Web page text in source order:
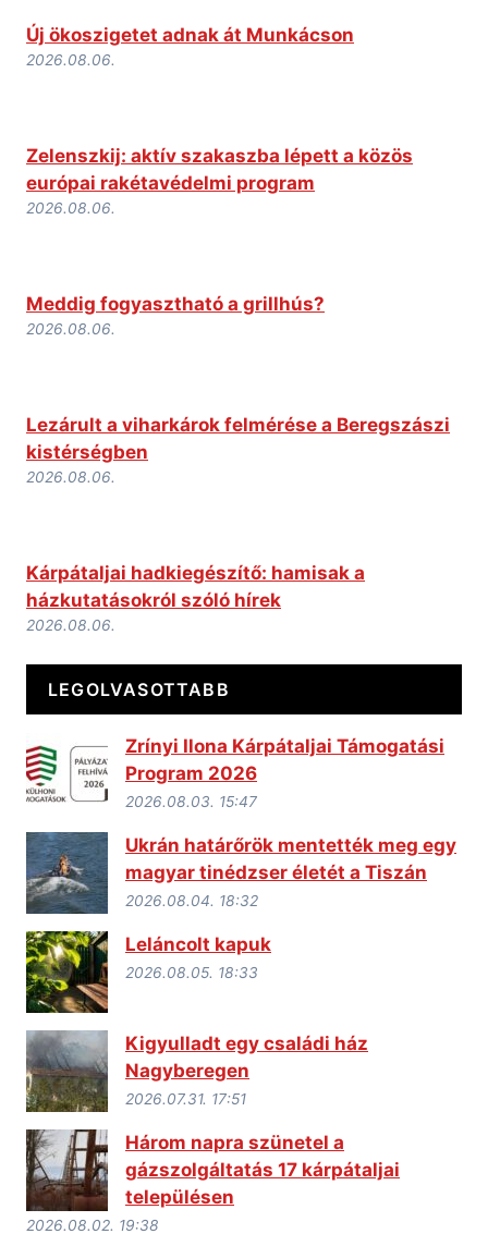
Új ökoszigetet adnak át Munkácson
2026.08.06.
Zelenszkij: aktív szakaszba lépett a közös
európai rakétavédelmi program
2026.08.06.
Meddig fogyasztható a grillhús?
2026.08.06.
Lezárult a viharkárok felmérése a Beregszászi
kistérségben
2026.08.06.
Kárpátaljai hadkiegészítő: hamisak a
házkutatásokról szóló hírek
2026.08.06.
LEGOLVASOTTABB
Zrínyi Ilona Kárpátaljai Támogatási
Program 2026
2026.08.03. 15:47
Ukrán határőrök mentették meg egy
magyar tinédzser életét a Tiszán
2026.08.04. 18:32
Leláncolt kapuk
2026.08.05. 18:33
Kigyulladt egy családi ház
Nagyberegen
2026.07.31. 17:51
Három napra szünetel a
gázszolgáltatás 17 kárpátaljai
településen
2026.08.02. 19:38